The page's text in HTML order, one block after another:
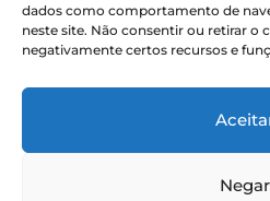
dados como comportamento de
neste site. Não consentir ou retirar o
negativamente certos recursos e
Negar
Cadastra-se para receber